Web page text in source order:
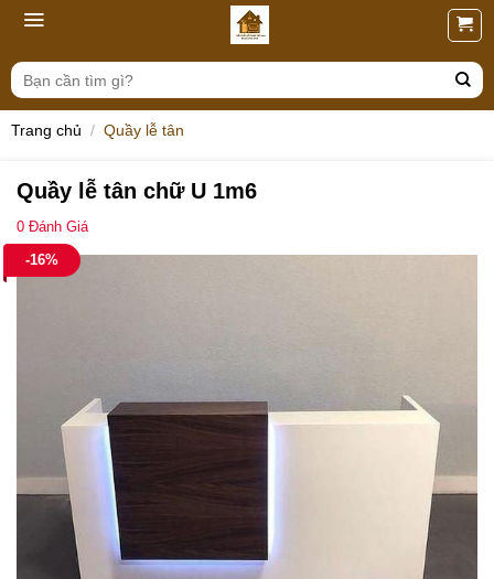
Skip
content
Tìm
kiếm:
Trang chủ / Quầy lễ tân
Quầy lễ tân chữ U 1m6
0 Đánh Giá
-16%